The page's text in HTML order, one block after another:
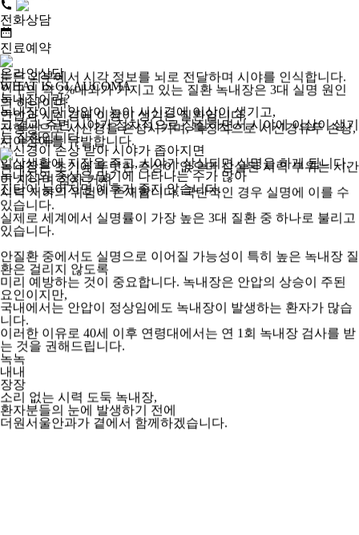
전화상담
진료예약
온라인상담
WHAT IS GLAUCOMA
녹내장이란?
녹내장이란 안압이 높아 시신경에 이상이 생기고,
그 결과 주변 시야가 점차적으로 상실하면서 시야에 이상이 생기
는 질환입니다.
시신경이 손상 받아 시야가 좁아지면
일상생활에 지장을 주고, 시야가 상실되면 실명을 하게 됩니다.
녹내장의 증상은 말기에 나타나는 수가 많아
진단이 늦어지면 예후가 좋지 않습니다.
눈은 외부에서 시각 정보를 뇌로 전달하며 시야를 인식합니다.
인구의 약 2%내외가 가지고 있는 질환 녹내장은 3대 실명 원인
의 하나이며,
안압과 시신경에 이상이 생기는 질환입니다.
진행성으로 시신경을 손상시키며, 특징적으로 시신경유두 손상,
시야장애를 유발합니다.
녹내장은 초기에 뚜렷한 증상이 없으며 상실된 시력 부위는 시간
이 지나며 점차 커져
시력 저하의 위험이 존재합니다. 극단적인 경우 실명에 이를 수
있습니다.
실제로 세계에서 실명률이 가장 높은 3대 질환 중 하나로 불리고
있습니다.
안질환 중에서도 실명으로 이어질 가능성이 특히 높은 녹내장 질
환은 걸리지 않도록
미리 예방하는 것이 중요합니다. 녹내장은 안압의 상승이 주된
요인이지만,
국내에서는 안압이 정상임에도 녹내장이 발생하는 환자가 많습
니다.
이러한 이유로 40세 이후 연령대에서는 연 1회 녹내장 검사를 받
는 것을 권해드립니다.
녹녹
내 내
장장
소리 없는 시력 도둑 녹내장,
환자분들의 눈에 발생하기 전에
더원서울안과가 곁에서 함께하겠습니다.